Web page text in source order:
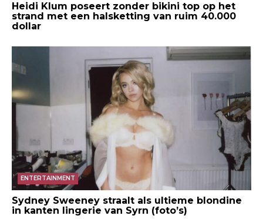
Heidi Klum poseert zonder bikini top op het
strand met een halsketting van ruim 40.000
dollar
ENTERTAINMENT
Sydney Sweeney straalt als ultieme blondine
in kanten lingerie van Syrn (foto’s)